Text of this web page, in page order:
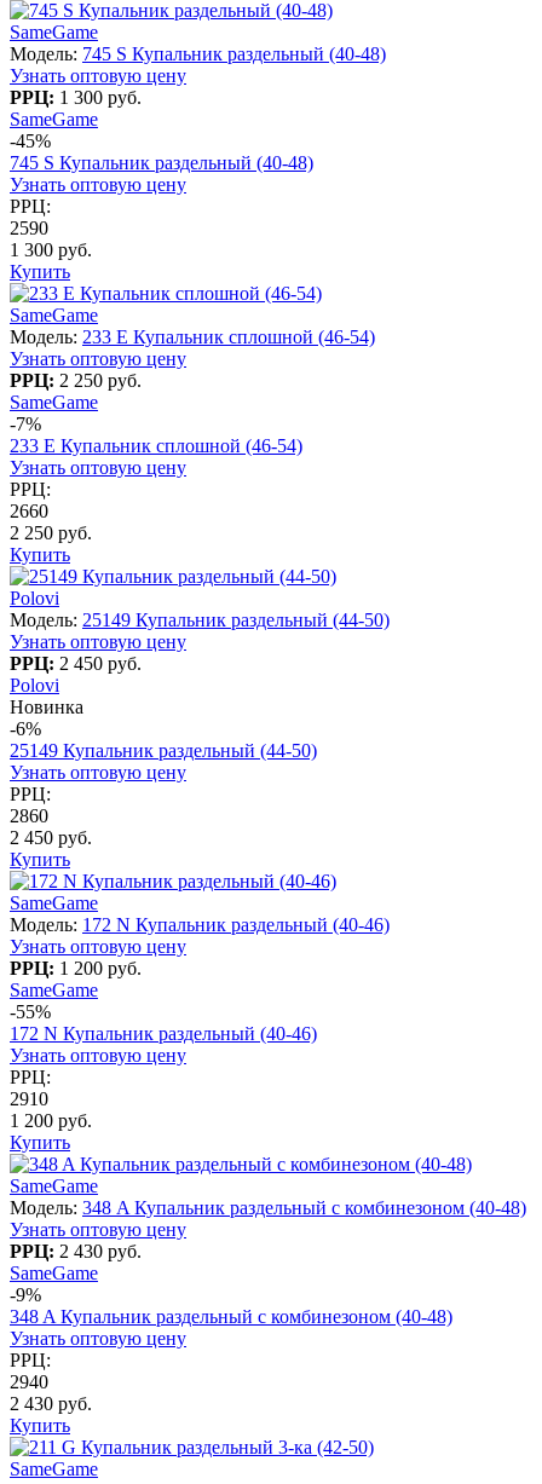
SameGame
Модель: 745 S Купальник раздельный (40-48)
Узнать оптовую цену
РРЦ: 1 300 руб.
SameGame
-45%
745 S Купальник раздельный (40-48)
Узнать оптовую цену
РРЦ:
2590
1 300 руб.
Купить
SameGame
Модель: 233 E Купальник сплошной (46-54)
Узнать оптовую цену
РРЦ: 2 250 руб.
SameGame
-7%
233 E Купальник сплошной (46-54)
Узнать оптовую цену
РРЦ:
2660
2 250 руб.
Купить
Polovi
Модель: 25149 Купальник раздельный (44-50)
Узнать оптовую цену
РРЦ: 2 450 руб.
Polovi
Новинка
-6%
25149 Купальник раздельный (44-50)
Узнать оптовую цену
РРЦ:
2860
2 450 руб.
Купить
SameGame
Модель: 172 N Купальник раздельный (40-46)
Узнать оптовую цену
РРЦ: 1 200 руб.
SameGame
-55%
172 N Купальник раздельный (40-46)
Узнать оптовую цену
РРЦ:
2910
1 200 руб.
Купить
SameGame
Модель: 348 A Купальник раздельный с комбинезоном (40-48)
Узнать оптовую цену
РРЦ: 2 430 руб.
SameGame
-9%
348 A Купальник раздельный с комбинезоном (40-48)
Узнать оптовую цену
РРЦ:
2940
2 430 руб.
Купить
SameGame